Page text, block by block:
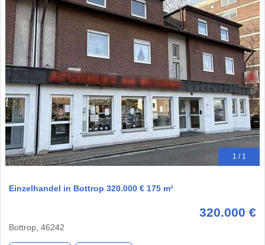
1 / 1
Einzelhandel in Bottrop 320.000 € 175 m²
320.000 €
Bottrop, 46242